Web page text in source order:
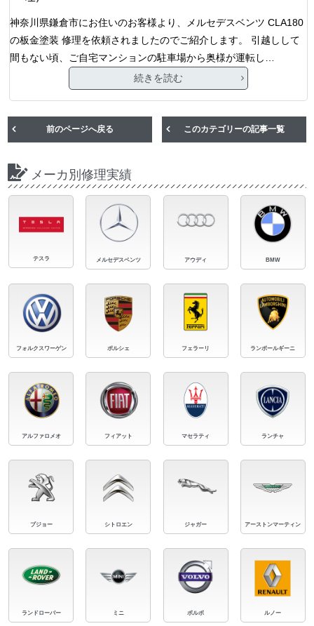
神奈川県鎌倉市にお住いのお客様より、メルセデスベンツ CLA180
の板金塗装 修理を依頼されましたのでご紹介します。 引越しして
間もない頃、ご自宅マンションの駐車場から奥様が運転し…
続きを読む
前のページへ戻る このカテゴリーの記事一覧
メーカ別修理実績
テスラ メルセデスベンツ アウディ BMW
フォルクスワーゲン ポルシェ フェラーリ ランボールギーニ
アルファロメオ フィアット マセラティ ランチャ
プジョー シトロエン ジャガー アーストンマーティン
ランドローバー ミニ ボルボ ルノー